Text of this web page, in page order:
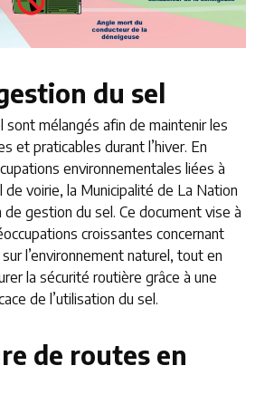
du sel
sont mélangés afin de maintenir les
et praticables durant l’hiver. En
environnementales liées à
de voirie, la Municipalité de La Nation
de gestion du sel. Ce document vise à
croissantes concernant
l’environnement naturel, tout en
la sécurité routière grâce à une
de l’utilisation du sel.
de routes en